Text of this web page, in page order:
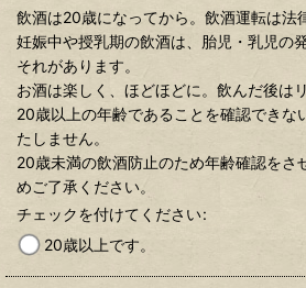
飲酒は20歳になってから。飲酒運転は法
妊娠中や授乳期の飲酒は、胎児・乳児の
それがあります。
お酒は楽しく、ほどほどに。飲んだ後は
20歳以上の年齢であることを確認できな
たしません。
20歳未満の飲酒防止のため年齢確認をさ
めご了承ください。
チェックを付けてください:
20歳以上です。